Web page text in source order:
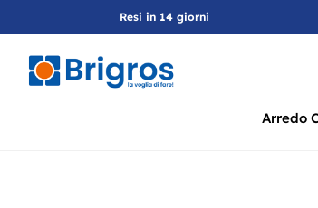
Resi in 14 giorni
Arredo